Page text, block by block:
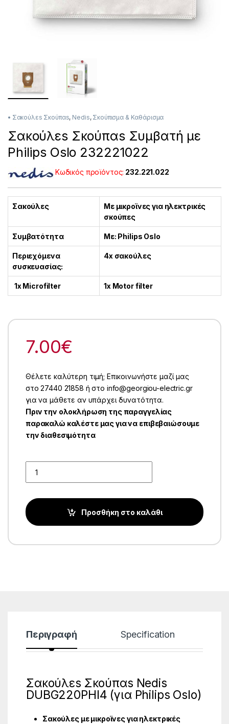
• Σακούλεs Σκούπαs, Nedis, Σκούπισμα & Καθάρισμα
Σακούλεs Σκούπαs Συμβατή με
Philips Oslo 232221022
Κωδικός προϊόντος: 232.221.022
Σακούλες
Με μικροϊνες για ηλεκτρικές
σκούπες
Συμβατότητα Με: Philips Oslo
Περιεχόμενα
συσκευασίας:
4x σακούλες
1x Microfilter 1x Motor filter
7.00€
Θέλετε καλύτερη τιμή; Επικοινωνήστε μαζί μας
στο 27440 21858 ή στο info@georgiou-electric.gr
για να μάθετε αν υπάρχει δυνατότητα.
Πριν την ολοκλήρωση της παραγγελίας
παρακαλώ καλέστε μας για να επιβεβαιώσουμε
την διαθεσιμότητα
Προσθήκη στο καλάθι
Περιγραφή Specification
Σακούλεs Σκούπαs Nedis
DUBG220PHI4 (για Philips Oslo)
Σακούλες με μικροϊνες για ηλεκτρικές